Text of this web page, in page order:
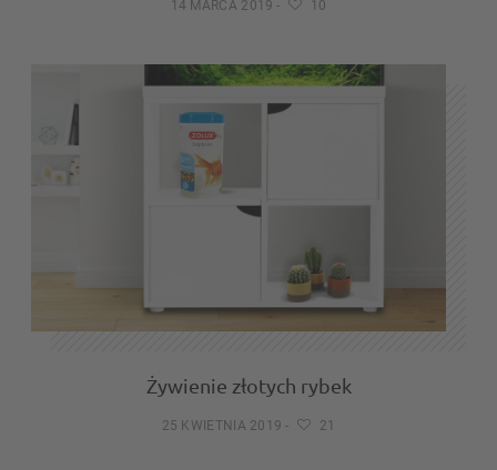
14 MARCA 2019 - 10
Żywienie złotych rybek
25 KWIETNIA 2019 - 21